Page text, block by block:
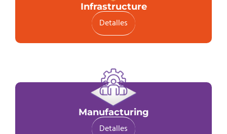
Infrastructure
Detalles
Manufacturing
Detalles